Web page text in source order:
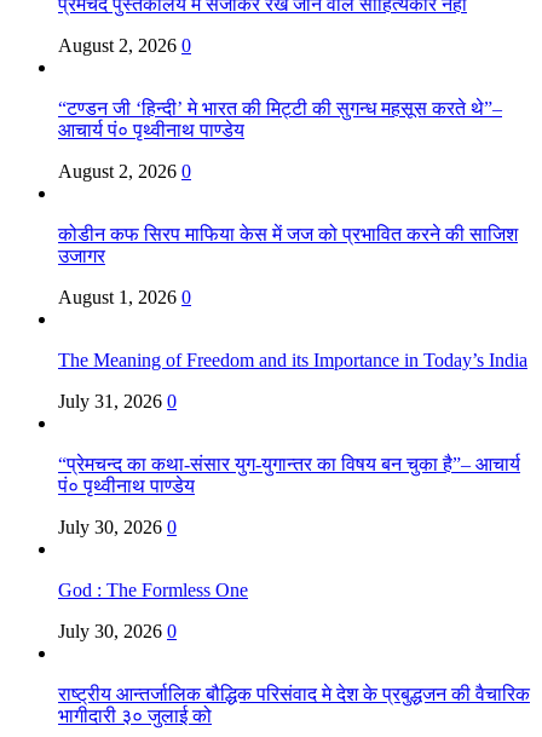
August 2, 2026 0
“टण्डन जी ‘हिन्दी’ मे भारत की मिट्टी की सुगन्ध महसूस करते थे”–
आचार्य पं० पृथ्वीनाथ पाण्डेय
August 2, 2026 0
कोडीन कफ सिरप माफिया केस में जज को प्रभावित करने की साजिश
उजागर
August 1, 2026 0
The Meaning of Freedom and its Importance in Today’s India
July 31, 2026 0
“प्रेमचन्द का कथा-संसार युग-युगान्तर का विषय बन चुका है”– आचार्य
पं० पृथ्वीनाथ पाण्डेय
July 30, 2026 0
God : The Formless One
July 30, 2026 0
राष्ट्रीय आन्तर्जालिक बौद्धिक परिसंवाद मे देश के प्रबुद्धजन की वैचारिक
भागीदारी ३० जुलाई को